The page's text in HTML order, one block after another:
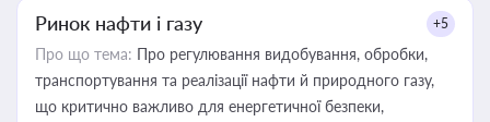
Ринок нафти і газу +5
Про що тема: Про регулювання видобування, обробки,
транспортування та реалізації нафти й природного газу,
що критично важливо для енергетичної безпеки,